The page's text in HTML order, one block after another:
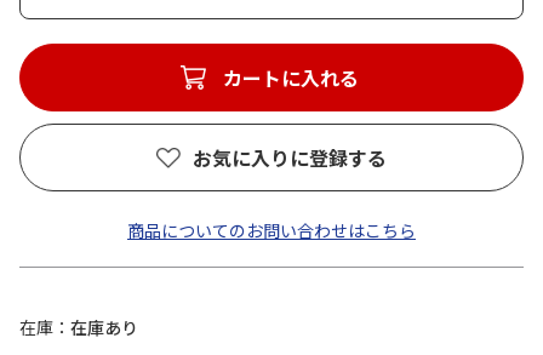
カートに入れる
お気に入りに登録する
商品についてのお問い合わせはこちら
在庫
在庫あり